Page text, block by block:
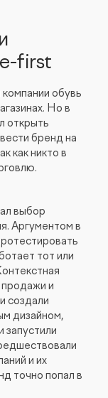
first
обувь
Но в
открыть
бренд на
как никто в
выбор
Аргументом в
тот или
и
создали
дизайном,
запустили
и их
точно попал в